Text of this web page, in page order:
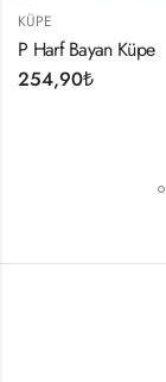
KÜPE
P Harf Bayan Küpe
254,90₺